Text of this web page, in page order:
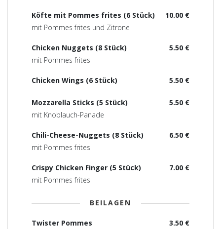
10.00 €
Köfte mit Pommes frites (6 Stück)
mit Pommes frites und Zitrone
5.50 €
Chicken Nuggets (8 Stück)
mit Pommes frites
5.50 €
Chicken Wings (6 Stück)
5.50 €
Mozzarella Sticks (5 Stück)
mit Knoblauch-Panade
6.50 €
Chili-Cheese-Nuggets (8 Stück)
mit Pommes frites
7.00 €
Crispy Chicken Finger (5 Stück)
mit Pommes frites
BEILAGEN
3.50 €
Twister Pommes